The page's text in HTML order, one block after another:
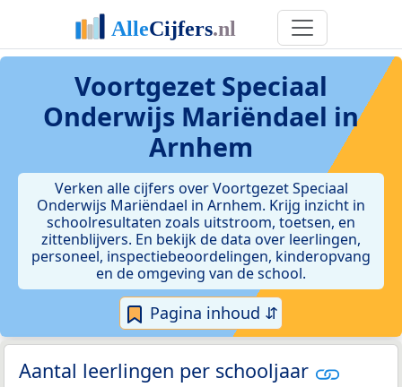
Voortgezet Speciaal
Onderwijs Mariëndael in
Arnhem
Verken alle cijfers over Voortgezet Speciaal
Onderwijs Mariëndael in Arnhem. Krijg inzicht in
schoolresultaten zoals uitstroom, toetsen, en
zittenblijvers. En bekijk de data over leerlingen,
personeel, inspectiebeoordelingen, kinderopvang
en de omgeving van de school.
Pagina inhoud ⇵
Aantal leerlingen per schooljaar